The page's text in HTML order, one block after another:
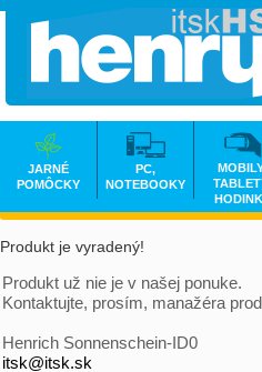
Produkt je vyradený!
Produkt už nie je v našej ponuke.
Kontaktujte, prosím, manažéra
Henrich Sonnenschein-ID0
itsk@itsk.sk
JARNÉ
POMÔCKY
PC,
NOTEBOOKY